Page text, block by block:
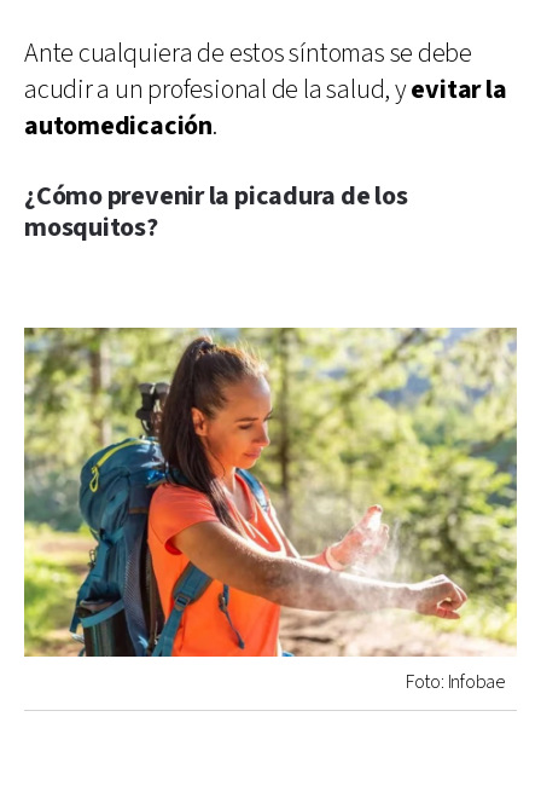
Ante cualquiera de estos síntomas se debe
acudir a un profesional de la salud, yevitar la
automedicación.
¿Cómo prevenir la picadura de los
mosquitos?
Foto: Infobae